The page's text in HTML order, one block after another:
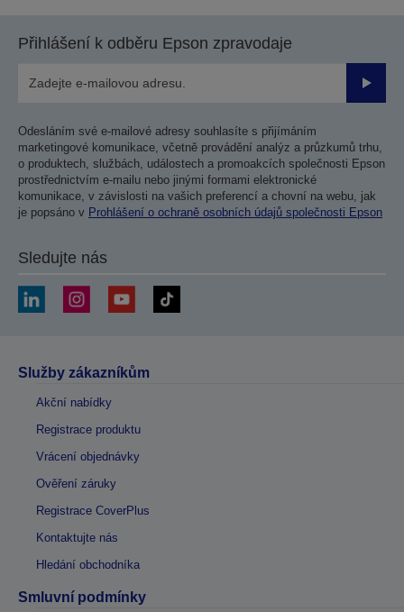
Přihlášení k odběru Epson zpravodaje
Odesláním své e-mailové adresy souhlasíte s přijímáním
marketingové komunikace, včetně provádění analýz a průzkumů trhu,
o produktech, službách, událostech a promoakcích společnosti Epson
prostřednictvím e-mailu nebo jinými formami elektronické
komunikace, v závislosti na vašich preferencí a chovní na webu, jak
je popsáno v Prohlášení o ochraně osobních údajů společnosti Epson
Sledujte nás
Služby zákazníkům
Akční nabídky
Registrace produktu
Vrácení objednávky
Ověření záruky
Registrace CoverPlus
Kontaktujte nás
Hledání obchodníka
Smluvní podmínky